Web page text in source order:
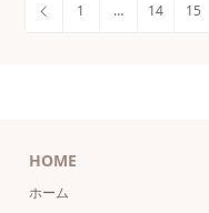
1 … 14 15
HOME
ホーム